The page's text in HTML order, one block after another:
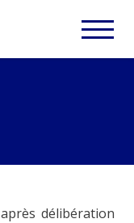
délibération